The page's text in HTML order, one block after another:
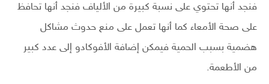
فنجد أنها تحتوي على نسبة كبيرة من الألياف فنجد أنها تحافظ
على صحة الأمعاء كما أنها تعمل على منع حدوث مشاكل
هضمية بسبب الحمية فيمكن إضافة الأفوكادو إلى عدد كبير
من الأطعمة.